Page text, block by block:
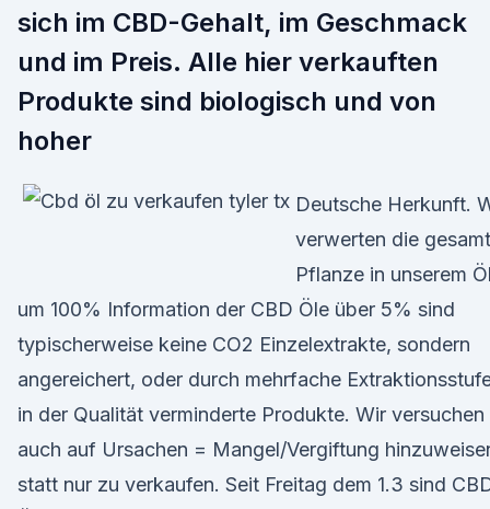
sich im CBD-Gehalt, im Geschmack
und im Preis. Alle hier verkauften
Produkte sind biologisch und von
hoher
Deutsche Herkunft.
verwerten die
Pflanze in unserem
um 100% Information der CBD Öle über 5% sind
typischerweise keine CO2 Einzelextrakte, sondern
angereichert, oder durch mehrfache
in der Qualität verminderte Produkte. Wir versuchen
auch auf Ursachen = Mangel/Vergiftung
statt nur zu verkaufen. Seit Freitag dem 1.3 sind